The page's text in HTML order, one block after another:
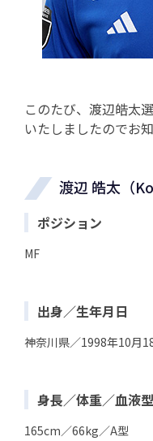
このたび、渡辺皓太
いたしましたのでお
渡辺 皓太（
ポジション
MF
出身／生年月日
神奈川県／1998年10月
身長／体重／血液型
165cm／66kg／A型